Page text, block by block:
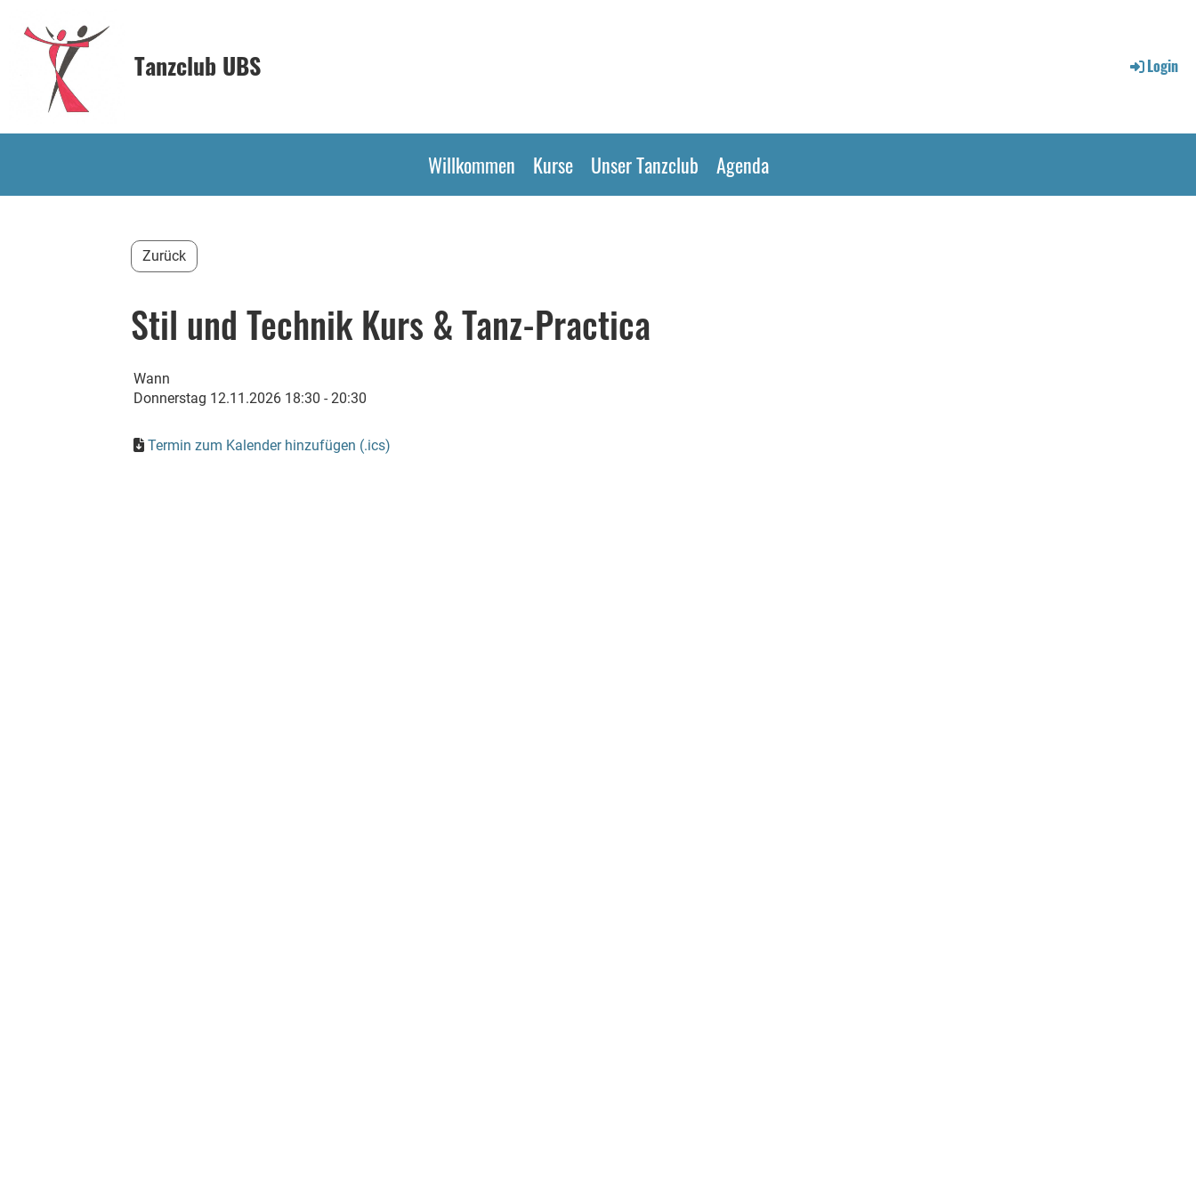
Tanzclub UBS Login
Willkommen Kurse Unser Tanzclub Agenda
Zurück
Stil und Technik Kurs & Tanz-Practica
Wann
Donnerstag 12.11.2026 18:30 - 20:30
Termin zum Kalender hinzufügen (.ics)